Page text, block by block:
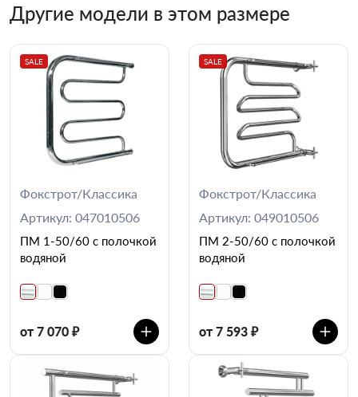
Другие модели в этом размере
SALE
Фокстрот/Классика
Артикул: 047010506
ПМ 1-50/60 с полочкой
водяной
от 7 070 ₽
SALE
Фокстрот/Классика
Артикул: 049010506
ПМ 2-50/60 с полочкой
водяной
от 7 593 ₽